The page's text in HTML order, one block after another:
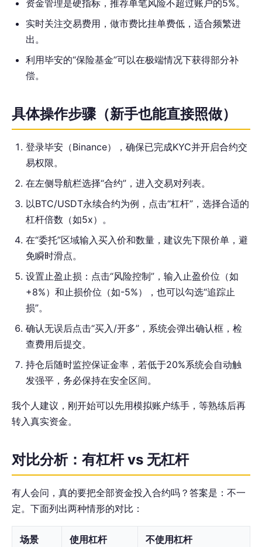
资金管理是硬指标，推荐单笔风险不超过账户的5%。
实时关注交易费用，做市费比挂单费低，适合频繁进
出。
利用毕安的“保险基金”可以在极端情况下获得部分补
偿。
具体操作步骤（新手也能直接照做）
登录毕安（Binance），确保已完成KYC并开启合约交
易权限。
在左侧导航栏选择“合约”，进入交易对列表。
以BTC/USDT永续合约为例，点击“杠杆”，选择合适的
杠杆倍数（如5x）。
在“委托”区域输入买入价和数量，建议先下限价单，避
免瞬时滑点。
设置止盈止损：点击“风险控制”，输入止盈价位（如
+8%）和止损价位（如-5%），也可以勾选“追踪止
损”。
确认无误后点击“买入/开多”，系统会弹出确认框，检
查费用后提交。
持仓后随时监控保证金率，若低于20%系统会自动触
发强平，务必保持在安全区间。
我个人建议，刚开始可以先用模拟账户练手，等熟练后再
转入真实资金。
对比分析：有杠杆 vs 无杠杆
有人会问，真的要把全部资金投入合约吗？答案是：不一
定。下面列出两种情形的对比：
场景 使用杠杆 不使用杠杆